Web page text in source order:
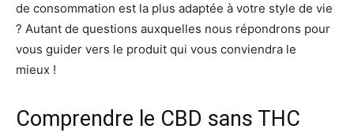
de consommation est la plus adaptée à votre style de vie
? Autant de questions auxquelles nous répondrons pour
vous guider vers le produit qui vous conviendra le
mieux !
Comprendre le CBD sans THC